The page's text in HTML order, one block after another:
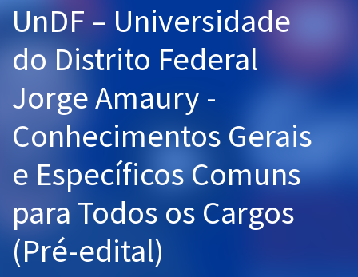
Cursos 20% OFF
Pós
Graduação
OAB
Questões grátis
Conteúdo gratuito
Blog
UnDF – Universidade
do Distrito Federal
Jorge Amaury -
Conhecimentos Gerais
e Específicos Comuns
para Todos os Cargos
(Pré-edital)